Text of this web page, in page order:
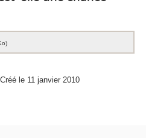
Créé le 11 janvier 2010